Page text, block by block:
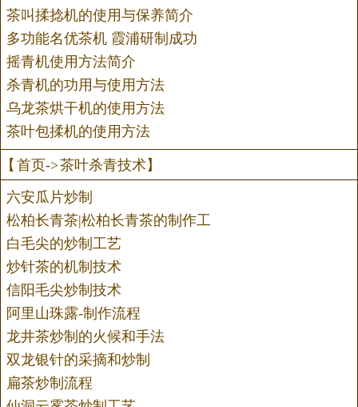
茶叫揉捻机的使用与保养简介
多功能名优茶机 霞浦研制成功
摇青机使用方法简介
杀青机的功用与使用方法
乌龙茶烘干机的使用方法
茶叶包揉机的使用方法
【 首页->茶叶杀青技术】
六安瓜片炒制
松柏长青茶|松柏长青茶的制作工
白毛尖的炒制工艺
炒针茶的机制技术
信阳毛尖炒制技术
阿里山珠露-制作流程
龙井茶炒制的火候和手法
双龙银针的采摘和炒制
扁茶炒制流程